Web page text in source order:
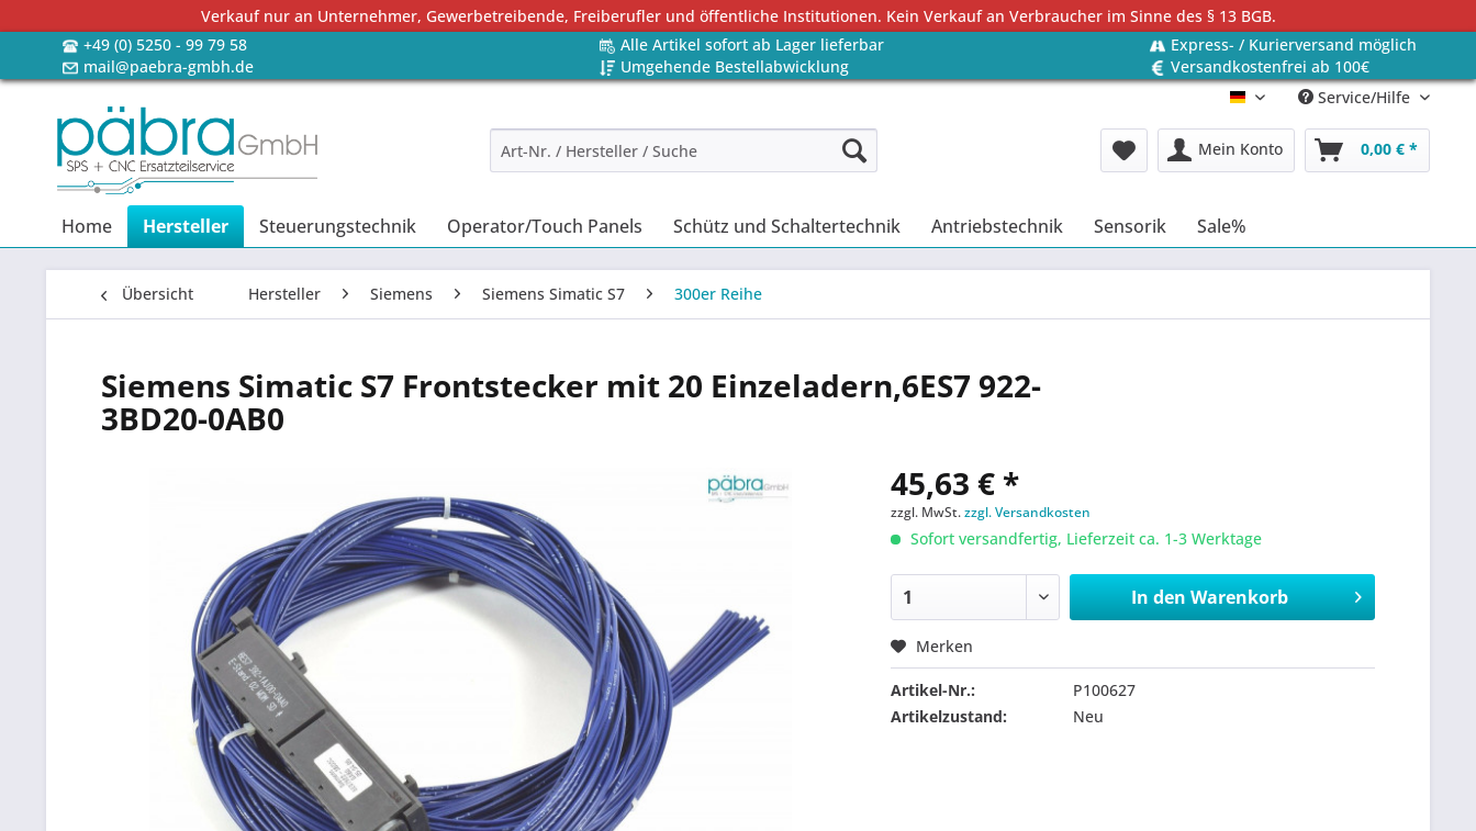
Verkauf nur an Unternehmer, Gewerbetreibende, Freiberufler und öffentliche Institutionen. Kein Verkauf an Verbraucher im Sinne des § 13 BGB.
+49 (0) 5250 - 99 79 58
Alle Artikel sofort ab Lager lieferbar
Express- / Kurierversand möglich
mail@paebra-gmbh.de
Umgehende Bestellabwicklung
Versandkostenfrei ab 100€
Deutsch Service/Hilfe
Mein Konto 0,00 € *
Home Hersteller Steuerungstechnik Operator/Touch Panels Schütz und Schaltertechnik Antriebstechnik Sensorik Sale%
Übersicht Hersteller Siemens Siemens Simatic S7 300er Reihe
Siemens Simatic S7 Frontstecker mit 20 Einzeladern,6ES7 922-
3BD20-0AB0
45,63 € *
zzgl. MwSt.zzgl. Versandkosten
Sofort versandfertig, Lieferzeit ca. 1-3 Werktage
In den Warenkorb
Merken
Artikel-Nr.:
P100627
Artikelzustand:
Neu